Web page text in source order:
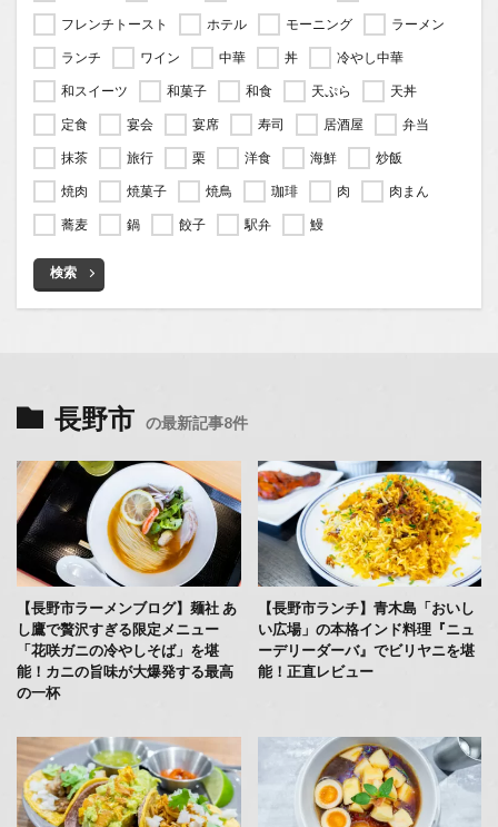
フレンチトースト
ホテル モーニング
ラーメン
ランチ
ワイン 中華 丼
冷やし中華
和スイーツ
和菓子 和食 天ぷら
天丼
定食
宴会 宴席 寿司 居酒屋
弁当
抹茶
旅行 栗 洋食 海鮮
炒飯
焼肉
焼菓子 焼鳥 珈琲 肉
肉まん
蕎麦
鍋 餃子 駅弁 鰻
検索
長野市 の最新記事8件
【長野市ラーメンブログ】麺社 あ
し鷹で贅沢すぎる限定メニュー
「花咲ガニの冷やしそば」を堪
能！カニの旨味が大爆発する最高
の一杯
【長野市ランチ】青木島「おいし
い広場」の本格インド料理『ニュ
ーデリーダーバ』でビリヤニを堪
能！正直レビュー